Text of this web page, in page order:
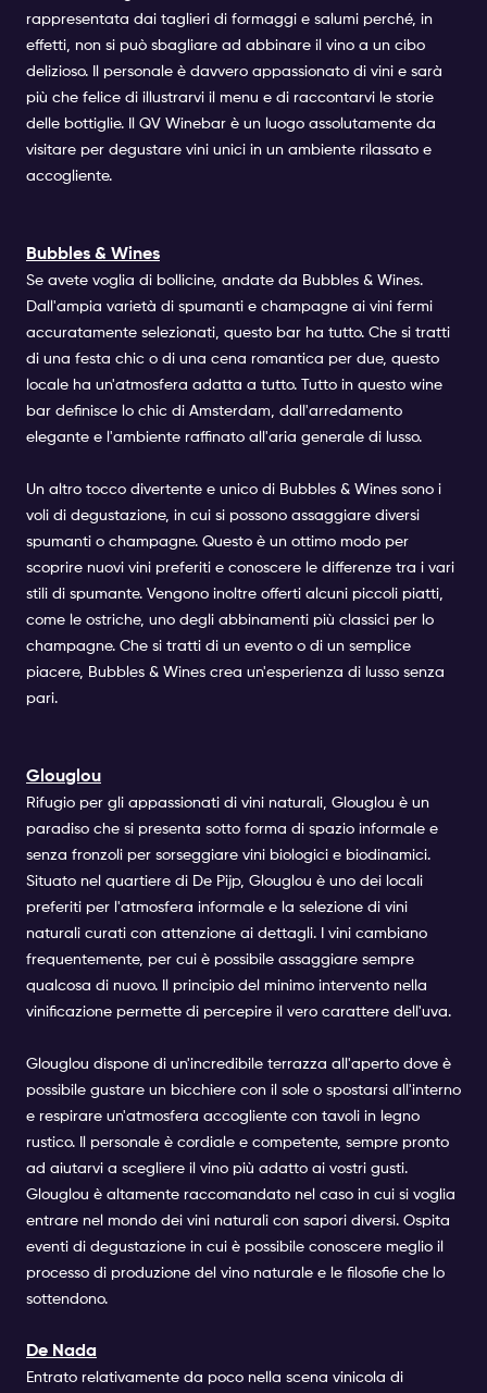
rappresentata dai taglieri di formaggi e salumi perché, in
effetti, non si può sbagliare ad abbinare il vino a un cibo
delizioso. Il personale è davvero appassionato di vini e sarà
più che felice di illustrarvi il menu e di raccontarvi le storie
delle bottiglie. Il QV Winebar è un luogo assolutamente da
visitare per degustare vini unici in un ambiente rilassato e
accogliente.
Bubbles & Wines
Se avete voglia di bollicine, andate da Bubbles & Wines.
Dall'ampia varietà di spumanti e champagne ai vini fermi
accuratamente selezionati, questo bar ha tutto. Che si tratti
di una festa chic o di una cena romantica per due, questo
locale ha un'atmosfera adatta a tutto. Tutto in questo wine
bar definisce lo chic di Amsterdam, dall'arredamento
elegante e l'ambiente raffinato all'aria generale di lusso.
Un altro tocco divertente e unico di Bubbles & Wines sono i
voli di degustazione, in cui si possono assaggiare diversi
spumanti o champagne. Questo è un ottimo modo per
scoprire nuovi vini preferiti e conoscere le differenze tra i vari
stili di spumante. Vengono inoltre offerti alcuni piccoli piatti,
come le ostriche, uno degli abbinamenti più classici per lo
champagne. Che si tratti di un evento o di un semplice
piacere, Bubbles & Wines crea un'esperienza di lusso senza
pari.
Glouglou
Rifugio per gli appassionati di vini naturali, Glouglou è un
paradiso che si presenta sotto forma di spazio informale e
senza fronzoli per sorseggiare vini biologici e biodinamici.
Situato nel quartiere di De Pijp, Glouglou è uno dei locali
preferiti per l'atmosfera informale e la selezione di vini
naturali curati con attenzione ai dettagli. I vini cambiano
frequentemente, per cui è possibile assaggiare sempre
qualcosa di nuovo. Il principio del minimo intervento nella
vinificazione permette di percepire il vero carattere dell'uva.
Glouglou dispone di un'incredibile terrazza all'aperto dove è
possibile gustare un bicchiere con il sole o spostarsi all'interno
e respirare un'atmosfera accogliente con tavoli in legno
rustico. Il personale è cordiale e competente, sempre pronto
ad aiutarvi a scegliere il vino più adatto ai vostri gusti.
Glouglou è altamente raccomandato nel caso in cui si voglia
entrare nel mondo dei vini naturali con sapori diversi. Ospita
eventi di degustazione in cui è possibile conoscere meglio il
processo di produzione del vino naturale e le filosofie che lo
sottendono.
De Nada
Entrato relativamente da poco nella scena vinicola di